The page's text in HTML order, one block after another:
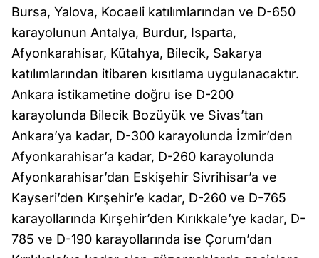
Bursa, Yalova, Kocaeli katılımlarından ve D-650
karayolunun Antalya, Burdur, Isparta,
Afyonkarahisar, Kütahya, Bilecik, Sakarya
katılımlarından itibaren kısıtlama uygulanacaktır.
Ankara istikametine doğru ise D-200
karayolunda Bilecik Bozüyük ve Sivas’tan
Ankara’ya kadar, D-300 karayolunda İzmir’den
Afyonkarahisar’a kadar, D-260 karayolunda
Afyonkarahisar’dan Eskişehir Sivrihisar’a ve
Kayseri’den Kırşehir’e kadar, D-260 ve D-765
karayollarında Kırşehir’den Kırıkkale’ye kadar, D-
785 ve D-190 karayollarında ise Çorum’dan